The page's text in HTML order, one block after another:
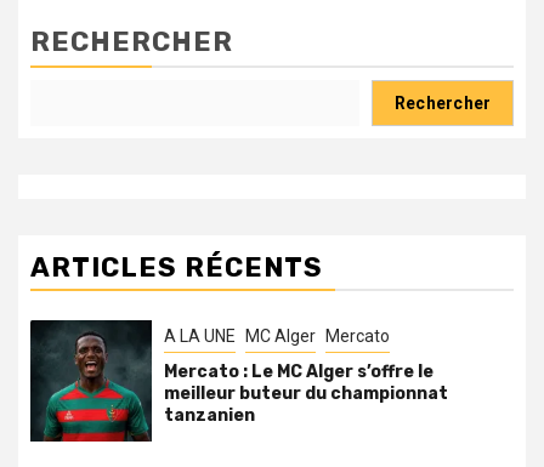
RECHERCHER
Rechercher
ARTICLES RÉCENTS
A LA UNE MC Alger Mercato
Mercato : Le MC Alger s’offre le
meilleur buteur du championnat
tanzanien